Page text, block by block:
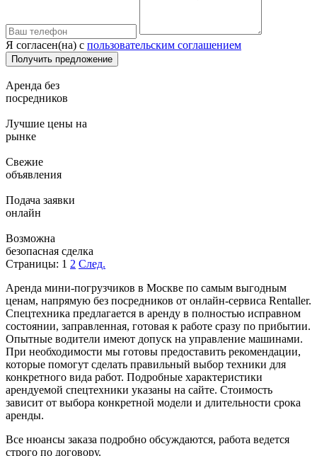
Я согласен(на) с пользовательским соглашением
Аренда без
посредников
Лучшие цены на
рынке
Свежие
объявления
Подача заявки
онлайн
Возможна
безопасная сделка
Страницы: 1 2 След.
Аренда мини-погрузчиков в Москве по самым выгодным
ценам, напрямую без посредников от онлайн-сервиса Rentaller.
Спецтехника предлагается в аренду в полностью исправном
состоянии, заправленная, готовая к работе сразу по прибытии.
Опытные водители имеют допуск на управление машинами.
При необходимости мы готовы предоставить рекомендации,
которые помогут сделать правильный выбор техники для
конкретного вида работ. Подробные характеристики
арендуемой спецтехники указаны на сайте. Стоимость
зависит от выбора конкретной модели и длительности срока
аренды.
Все нюансы заказа подробно обсуждаются, работа ведется
строго по договору.